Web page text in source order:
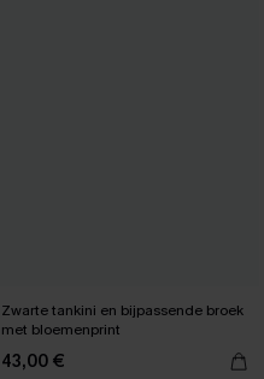
Zwarte tankini en bijpassende broek
met bloemenprint
43,00 €